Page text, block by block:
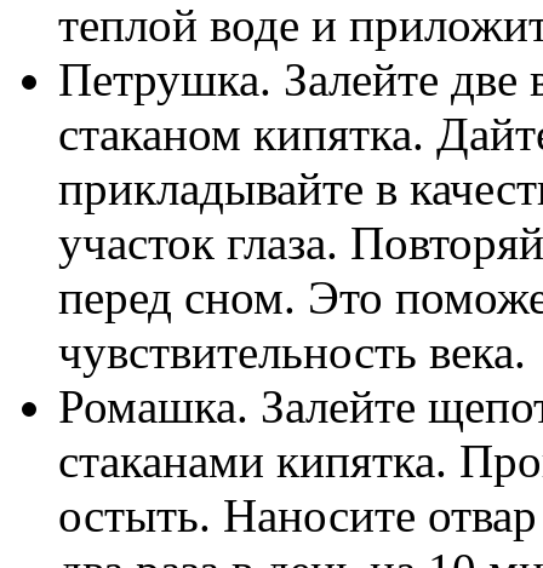
теплой воде и
Петрушка. Залейте две
стаканом кипятка.
прикладывайте в
участок глаза.
перед сном. Это
чувствительность века.
Ромашка. Залейте
стаканами кипятка.
остыть. Наносите